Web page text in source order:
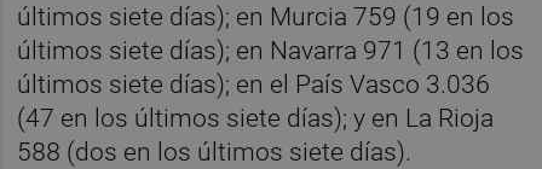
últimos siete días); en Murcia 759 (19 en los
últimos siete días); en Navarra 971 (13 en los
últimos siete días); en el País Vasco 3.036
(47 en los últimos siete días); y en La Rioja
588 (dos en los últimos siete días).